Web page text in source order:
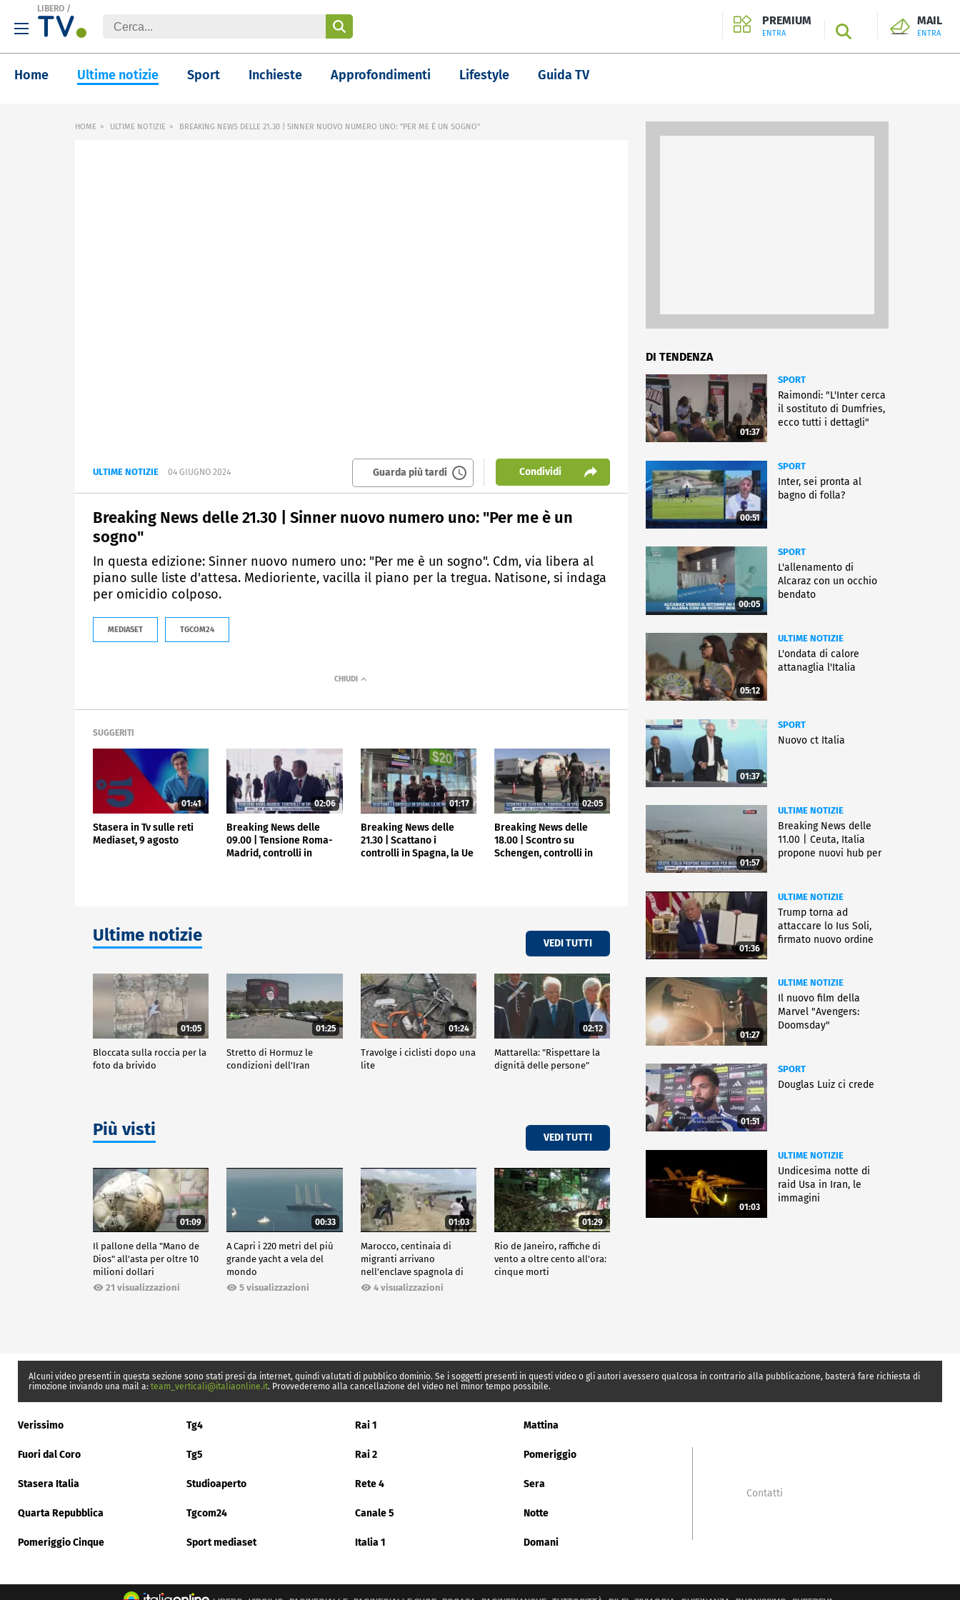
LIBERO /
PREMIUM
ENTRA SEARCH
MAIL
ENTRA
Home Ultime notizie Sport Inchieste Approfondimenti Lifestyle Guida TV
HOME ULTIME NOTIZIE BREAKING NEWS DELLE 21.30 | SINNER NUOVO NUMERO UNO: "PER ME È UN SOGNO"
ULTIME NOTIZIE 04 GIUGNO 2024 Guarda più tardi Condividi
Breaking News delle 21.30 | Sinner nuovo numero uno: "Per me è un
sogno"
In questa edizione: Sinner nuovo numero uno: "Per me è un sogno". Cdm, via libera al
piano sulle liste d'attesa. Medioriente, vacilla il piano per la tregua. Natisone, si indaga
per omicidio colposo.
MEDIASET TGCOM24
SUGGERITI
01:41
Stasera in Tv sulle reti
Mediaset, 9 agosto
02:06
Breaking News delle
09.00 | Tensione Roma-
Madrid, controlli in
01:17
Breaking News delle
21.30 | Scattano i
controlli in Spagna, la Ue
02:05
Breaking News delle
18.00 | Scontro su
Schengen, controlli in
Ultime notizie VEDI TUTTI
01:05
Bloccata sulla roccia per la
foto da brivido
01:25
Stretto di Hormuz le
condizioni dell'Iran
01:24
Travolge i ciclisti dopo una
lite
02:12
Mattarella: "Rispettare la
dignità delle persone"
Più visti VEDI TUTTI
01:09
Il pallone della "Mano de
Dios" all'asta per oltre 10
milioni dollari
21 visualizzazioni
00:33
A Capri i 220 metri del più
grande yacht a vela del
mondo
5 visualizzazioni
01:03
Marocco, centinaia di
migranti arrivano
nell'enclave spagnola di
Ceuta4 visualizzazioni
01:29
Rio de Janeiro, raffiche di
vento a oltre cento all'ora:
cinque morti
DI TENDENZA
01:37
SPORT
Raimondi: "L'Inter cerca
il sostituto di Dumfries,
ecco tutti i dettagli"
00:51
SPORT
Inter, sei pronta al
bagno di folla?
00:05
SPORT
L'allenamento di
Alcaraz con un occhio
bendato
05:12
ULTIME NOTIZIE
L'ondata di calore
attanaglia l'Italia
01:37
SPORT
Nuovo ct Italia
01:57
ULTIME NOTIZIE
Breaking News delle
11.00 | Ceuta, Italia
propone nuovi hub per
01:36
ULTIME NOTIZIE
Trump torna ad
attaccare lo Ius Soli,
firmato nuovo ordine
01:27
ULTIME NOTIZIE
Il nuovo film della
Marvel "Avengers:
Doomsday"
01:51
SPORT
Douglas Luiz ci crede
01:03
ULTIME NOTIZIE
Undicesima notte di
raid Usa in Iran, le
immagini
Alcuni video presenti in questa sezione sono stati presi da internet, quindi valutati di pubblico dominio. Se i soggetti presenti in questi video o gli autori avessero qualcosa in contrario alla pubblicazione, basterà fare richiesta di
rimozione inviando una mail a: team_verticali@italiaonline.it. Provvederemo alla cancellazione del video nel minor tempo possibile.
Verissimo Tg4 Rai 1 Mattina
Fuori dal Coro Tg5 Rai 2 Pomeriggio
Stasera Italia Studioaperto Rete 4 Sera
Quarta Repubblica Tgcom24 Canale 5 Notte
Pomeriggio Cinque Sport mediaset Italia 1 Domani
Contatti